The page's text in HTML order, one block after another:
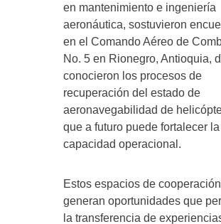
en mantenimiento e ingeniería
aeronáutica, sostuvieron
en el Comando Aéreo de
No. 5 en Rionegro, Antioquia,
conocieron los procesos de
recuperación del estado de
aeronavegabilidad de
que a futuro puede fortalecer la
capacidad operacional.
Estos espacios de cooperación
generan oportunidades que
la transferencia de